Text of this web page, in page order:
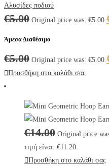
Αλυσίδες ποδιού
€5.00 Original price was: €5.00.
Άμεσα Διαθέσιμο
€5.00 Original price was: €5.00.
Προσθήκη στο καλάθι σας
€14.00 Original price
τιμή είναι: €11.20.
Προσθήκη στο καλάθι σας